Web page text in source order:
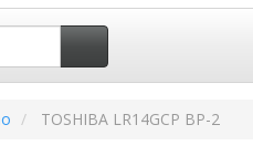
TOSHIBA LR14GCP BP-2